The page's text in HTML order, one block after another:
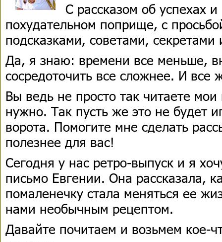
С рассказом об успехах
похудательном поприще, с
подсказками, советами,
Да, я знаю: времени все меньше,
сосредоточить все сложнее. И все
Вы ведь не просто так читаете
нужно. Так пусть же это не будет
ворота. Помогите мне сделать
полезнее для вас!
Сегодня у нас ретро-выпуск и я
письмо Евгении. Она рассказала,
помаленечку стала меняться ее
нами необычным рецептом.
Давайте почитаем и возьмем кое-